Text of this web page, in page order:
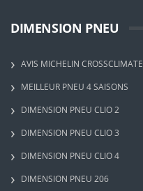
DIMENSION PNEU
AVIS MICHELIN CROSSCLIMATE
MEILLEUR PNEU 4 SAISONS
DIMENSION PNEU CLIO 2
DIMENSION PNEU CLIO 3
DIMENSION PNEU CLIO 4
DIMENSION PNEU 206